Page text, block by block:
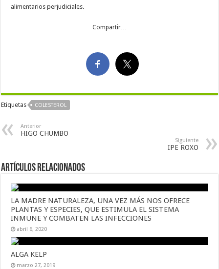
alimentarios perjudiciales.
Compartir…
Etiquetas COLESTEROL
Anterior
HIGO CHUMBO
Siguiente
IPE ROXO
Artículos Relacionados
LA MADRE NATURALEZA, UNA VEZ MÁS NOS OFRECE
PLANTAS Y ESPECIES, QUE ESTIMULA EL SISTEMA
INMUNE Y COMBATEN LAS INFECCIONES
abril 6, 2020
ALGA KELP
marzo 27, 2019